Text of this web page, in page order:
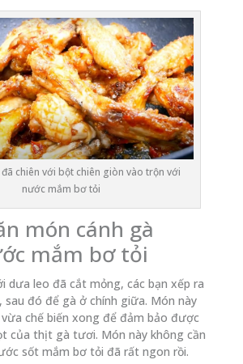
chiên với bột chiên giòn vào trộn với
nước mắm bơ tỏi
món cánh gà
mắm bơ tỏi
dưa leo đã cắt mỏng, các bạn xếp ra
sau đó để gà ở chính giữa. Món này
chế biến xong để đảm bảo được
của thịt gà tươi. Món này không cần
sốt mắm bơ tỏi đã rất ngon rồi.